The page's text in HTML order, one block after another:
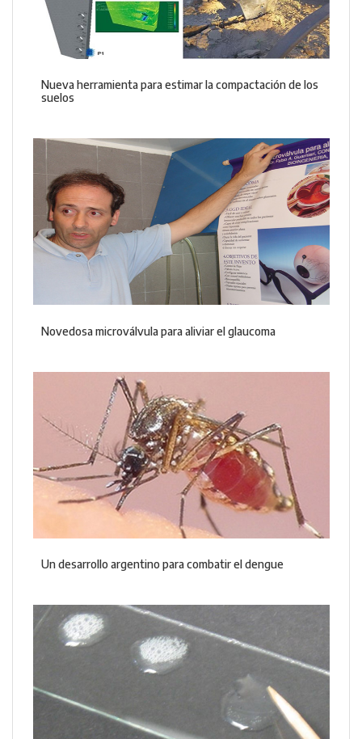
Nueva herramienta para estimar la compactación de los
suelos
Novedosa microválvula para aliviar el glaucoma
Un desarrollo argentino para combatir el dengue